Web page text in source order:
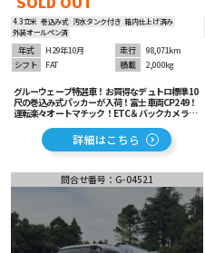
4.3立米 巻込み式 汚水タンク付き 箱内仕上げ済み
外装オールペン済
年式 H29年10月 走行
98,071km
シフト
FAT 積載 2,000kg
グルーウェーブ特選車！お買得なデュトロ標準10
尺の巻込み式パッカーが入荷！富士車両CP249！
運転楽々オートマチック！ETC＆バックカメラ装
詳細はこちら
問合せ番号：G-04521